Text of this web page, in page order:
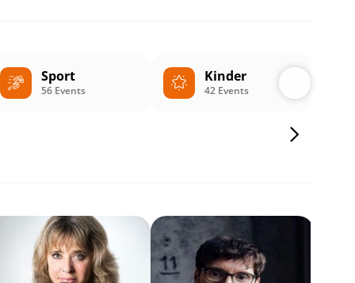
Sport
56 Events
Kinder
42 Events